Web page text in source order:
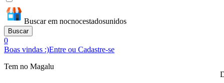
Buscar em nocnocestadosunidos
Buscar
0
Boas vindas :)Entre ou Cadastre-se
Tem no Magalu